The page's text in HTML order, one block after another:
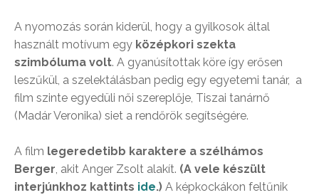
A nyomozás során kiderül, hogy a gyilkosok által
használt motívum egy középkori szekta
szimbóluma volt. A gyanúsítottak köre így erősen
leszűkül, a szelektálásban pedig egy egyetemi tanár, a
film szinte egyedüli női szereplője, Tiszai tanárnő
(Madár Veronika) siet a rendőrök segítségére.
A film legeredetibb karaktere a szélhámos
Berger, akit Anger Zsolt alakít. (A vele készült
interjúnkhoz kattints ide.) A képkockákon feltűnik